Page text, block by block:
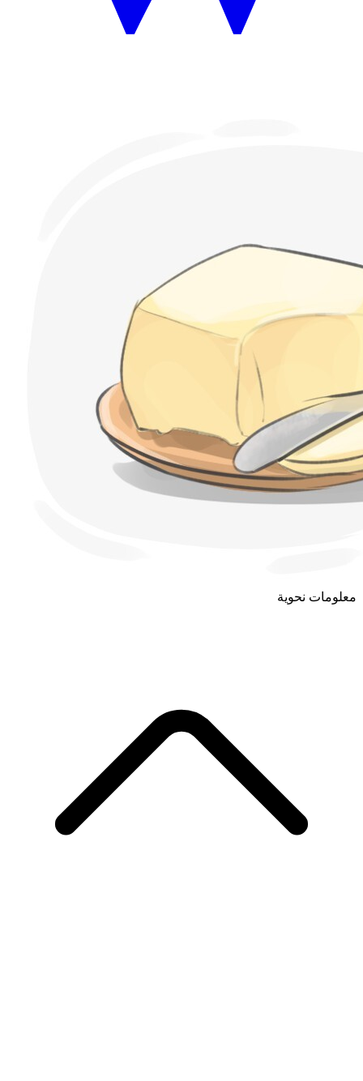
معلومات نحوية